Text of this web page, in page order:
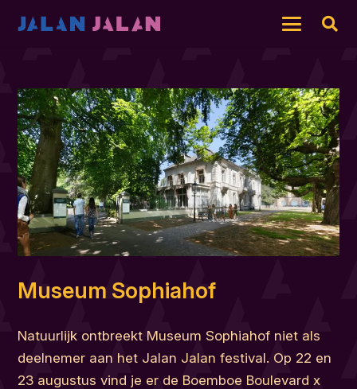
Museum Sophiahof
Natuurlijk ontbreekt Museum Sophiahof niet als
deelnemer aan het Jalan Jalan festival. Op 22 en
23 augustus vind je er de Boemboe Boulevard x